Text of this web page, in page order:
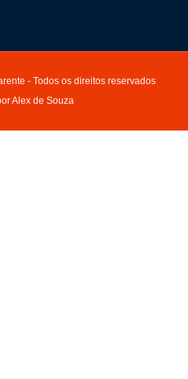
- Todos os direitos reservados
Alex de Souza